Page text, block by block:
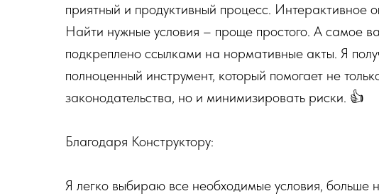
приятный и продуктивный процесс. Интерактивное
Найти нужные условия – проще простого. А самое
подкреплено ссылками на нормативные акты. Я
полноценный инструмент, который помогает не
законодательства, но и минимизировать риски. 👍
Благодаря Конструктору:
Я легко выбираю все необходимые условия, больше